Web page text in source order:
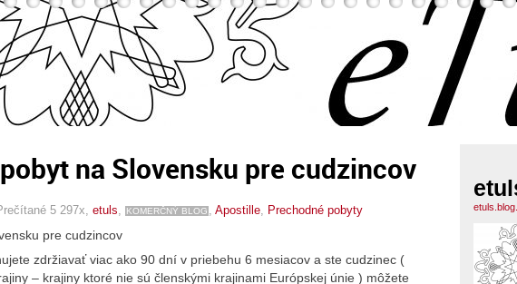
na Slovensku pre cudzincov
5 297x, etuls KOMERČNÝ BLOG Apostille Prechodné pobyty
pre cudzincov
zdržiavať viac ako 90 dní v priebehu 6 mesiacov a ste cudzinec (
– krajiny ktoré nie sú členskými krajinami Európskej únie ) môžete